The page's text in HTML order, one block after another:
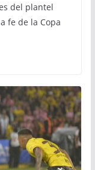
del plantel
fe de la Copa